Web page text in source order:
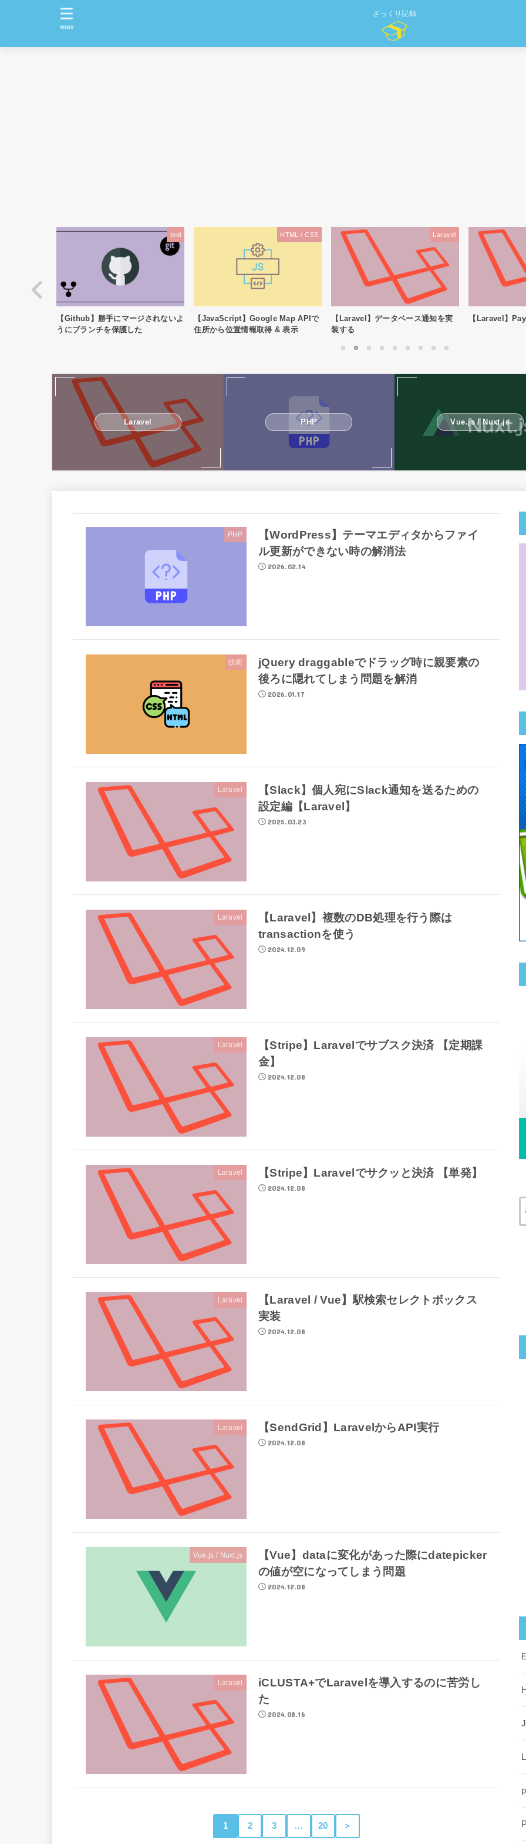
ざっくり記録
MENU
HTML / CSS
【JavaScript】Google Map APIで
住所から位置情報取得 & 表示
Laravel
【Laravel】データベース通知を実
装する
Laravel
【Laravel】PayPalで決済を行う 【Laravel】
Laravel PHP Vue.js / Nuxt.js
PHP
【WordPress】テーマエディタからファイ
ル更新ができない時の解消法
2026.02.14
技術
jQuery draggableでドラッグ時に親要素の
後ろに隠れてしまう問題を解消
2026.01.17
Laravel
【Slack】個人宛にSlack通知を送るための
設定編【Laravel】
2025.03.23
Laravel
【Laravel】複数のDB処理を行う際は
transactionを使う
2024.12.09
Laravel
【Stripe】Laravelでサブスク決済 【定期課
金】
2024.12.08
Laravel 【Stripe】Laravelでサクッと決済 【単発】
2024.12.08
Laravel
【Laravel / Vue】駅検索セレクトボックス
実装
2024.12.08
Laravel 【SendGrid】LaravelからAPI実行
2024.12.08
Vue.js / Nuxt.js
【Vue】dataに変化があった際にdatepicker
の値が空になってしまう問題
2024.12.08
Laravel
iCLUSTA+でLaravelを導入するのに苦労し
た
2024.08.16
1 2 3 … 20 ＞